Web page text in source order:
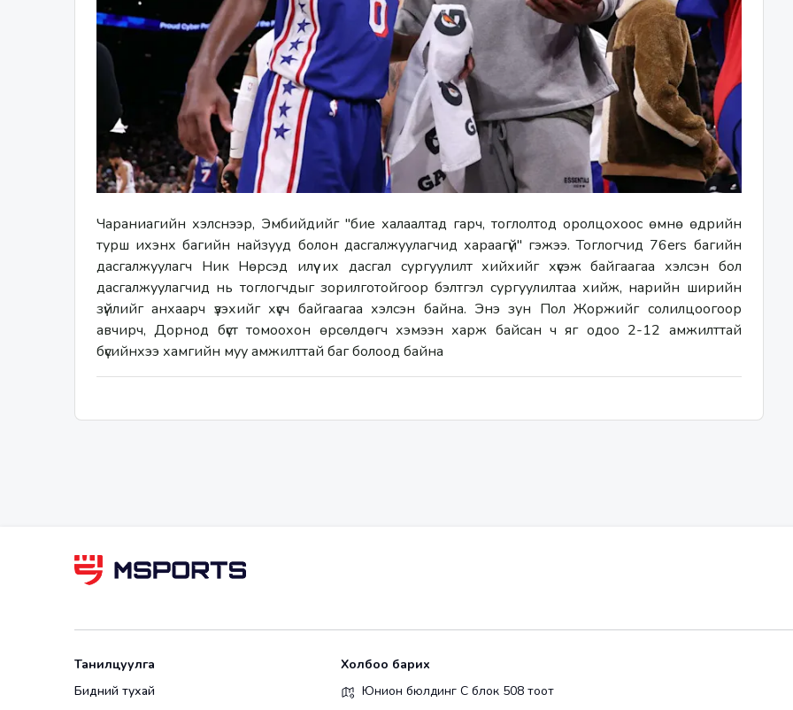
Чараниагийн хэлснээр, Эмбийдийг "бие халаалтад гарч, тоглолтод оролцохоос өмнө өдрийн
турш ихэнх багийн найзууд болон дасгалжуулагчид хараагүй" гэжээ. Тоглогчид 76ers багийн
дасгалжуулагч Ник Нөрсэд илүү их дасгал сургуулилт хийхийг хүсэж байгаагаа хэлсэн бол
дасгалжуулагчид нь тоглогчдыг зорилготойгоор бэлтгэл сургуулилтаа хийж, нарийн ширийн
зүйлийг анхаарч үзэхийг хүсч байгаагаа хэлсэн байна. Энэ зун Пол Жоржийг солилцоогоор
авчирч, Дорнод бүст томоохон өрсөлдөгч хэмээн харж байсан ч яг одоо 2-12 амжилттай
бүсийнхээ хамгийн муу амжилттай баг болоод байна
Танилцуулга
Бидний тухай
Холбоо барих
Юнион бюлдинг С блок 508 тоот